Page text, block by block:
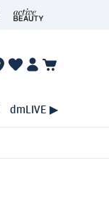
dmLIVE ▶